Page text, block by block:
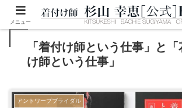
「着付け師という仕事」と
け師という仕事」
アントワープブライダル
メニュー